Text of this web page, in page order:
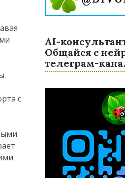
с
AI-
Общайся с
телеграм-